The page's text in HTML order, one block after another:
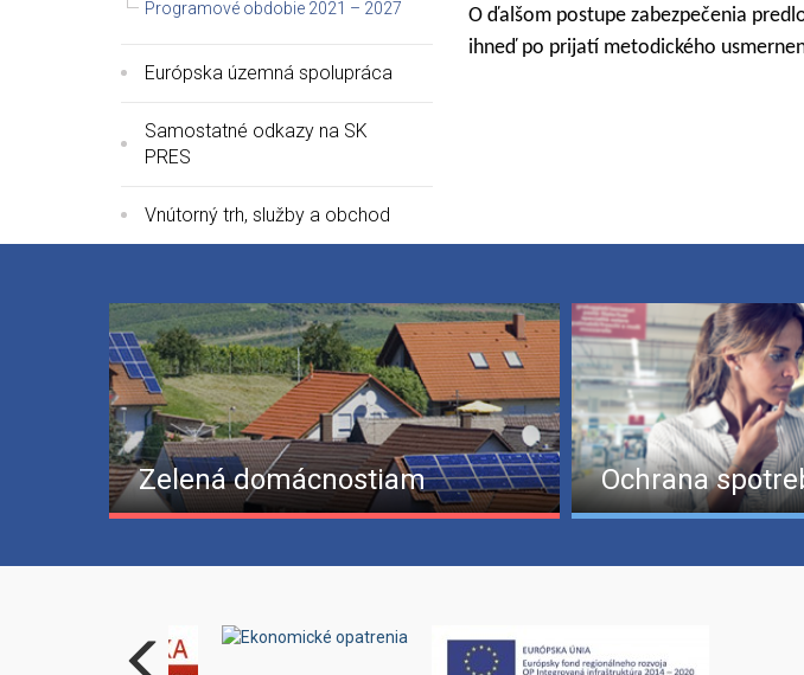
Programové obdobie 2021 – 2027
Európska územná spolupráca
Samostatné odkazy na SK
PRES
Vnútorný trh, služby a obchod
O ďalšom postupe zabezpečenia
ihneď po prijatí metodického
Zelená domácnostiam Ochrana